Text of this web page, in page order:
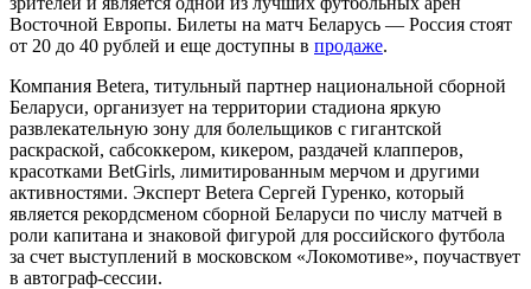
Восточной Европы. Билеты на матч Беларусь — Россия стоят
от 20 до 40 рублей и еще доступны в продаже.
Компания Betera, титульный партнер национальной сборной
Беларуси, организует на территории стадиона яркую
развлекательную зону для болельщиков с гигантской
раскраской, сабсоккером, кикером, раздачей клапперов,
красотками BetGirls, лимитированным мерчом и другими
активностями. Эксперт Betera Сергей Гуренко, который
является рекордсменом сборной Беларуси по числу матчей в
роли капитана и знаковой фигурой для российского футбола
за счет выступлений в московском «Локомотиве», поучаствует
в автограф-сессии.